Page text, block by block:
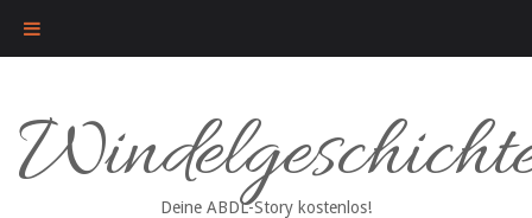
content
Deine ABDL-Story kostenlos!